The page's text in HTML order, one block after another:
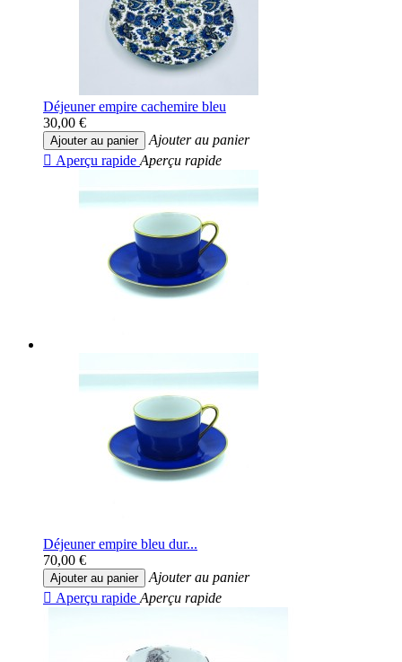
Déjeuner empire cachemire bleu
30,00 €
Ajouter au panier
Ajouter au panier
 Aperçu rapide Aperçu rapide
Déjeuner empire bleu dur...
70,00 €
Ajouter au panier
Ajouter au panier
 Aperçu rapide Aperçu rapide